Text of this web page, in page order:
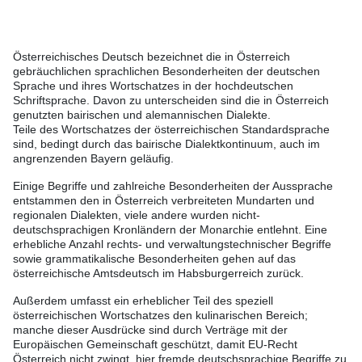
Österreichisches Deutsch bezeichnet die in Österreich
gebräuchlichen sprachlichen Besonderheiten der deutschen
Sprache und ihres Wortschatzes in der hochdeutschen
Schriftsprache. Davon zu unterscheiden sind die in Österreich
genutzten bairischen und alemannischen Dialekte.
Teile des Wortschatzes der österreichischen Standardsprache
sind, bedingt durch das bairische Dialektkontinuum, auch im
angrenzenden Bayern geläufig.
Einige Begriffe und zahlreiche Besonderheiten der Aussprache
entstammen den in Österreich verbreiteten Mundarten und
regionalen Dialekten, viele andere wurden nicht-
deutschsprachigen Kronländern der Monarchie entlehnt. Eine
erhebliche Anzahl rechts- und verwaltungstechnischer Begriffe
sowie grammatikalische Besonderheiten gehen auf das
österreichische Amtsdeutsch im Habsburgerreich zurück.
Außerdem umfasst ein erheblicher Teil des speziell
österreichischen Wortschatzes den kulinarischen Bereich;
manche dieser Ausdrücke sind durch Verträge mit der
Europäischen Gemeinschaft geschützt, damit EU-Recht
Österreich nicht zwingt, hier fremde deutschsprachige Begriffe zu